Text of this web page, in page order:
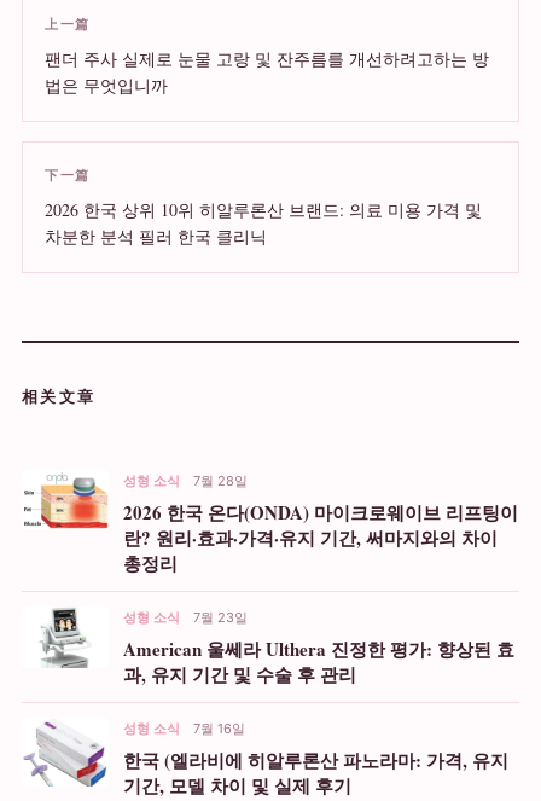
上一篇
팬더 주사 실제로 눈물 고랑 및 잔주름를 개선하려고하는 방
법은 무엇입니까
下一篇
2026 한국 상위 10위 히알루론산 브랜드: 의료 미용 가격 및
차분한 분석 필러 한국 클리닉
相关文章
성형 소식 7월 28일
2026 한국 온다(ONDA) 마이크로웨이브 리프팅이
란? 원리·효과·가격·유지 기간, 써마지와의 차이
총정리
성형 소식 7월 23일
American 울쎄라 Ulthera 진정한 평가: 향상된 효
과, 유지 기간 및 수술 후 관리
성형 소식 7월 16일
한국 (엘라비에 히알루론산 파노라마: 가격, 유지
기간, 모델 차이 및 실제 후기